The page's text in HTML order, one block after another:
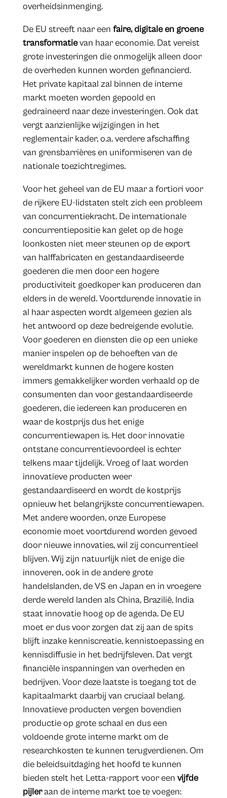
overheidsinmenging.
De EU streeft naar een faire, digitale en groene
transformatievan haar economie. Dat vereist
grote investeringen die onmogelijk alleen door
de overheden kunnen worden gefinancierd.
Het private kapitaal zal binnen de interne
markt moeten worden gepoold en
gedraineerd naar deze investeringen. Ook dat
vergt aanzienlijke wijzigingen in het
reglementair kader, o.a. verdere afschaffing
van grensbarrières en uniformiseren van de
nationale toezichtregimes.
Voor het geheel van de EU maar a fortiori voor
de rijkere EU-lidstaten stelt zich een probleem
van concurrentiekracht. De internationale
concurrentiepositie kan gelet op de hoge
loonkosten niet meer steunen op de export
van halffabricaten en gestandaardiseerde
goederen die men door een hogere
productiviteit goedkoper kan produceren dan
elders in de wereld. Voortdurende innovatie in
al haar aspecten wordt algemeen gezien als
het antwoord op deze bedreigende evolutie.
Voor goederen en diensten die op een unieke
manier inspelen op de behoeften van de
wereldmarkt kunnen de hogere kosten
immers gemakkelijker worden verhaald op de
consumenten dan voor gestandaardiseerde
goederen, die iedereen kan produceren en
waar de kostprijs dus het enige
concurrentiewapen is. Het door innovatie
ontstane concurrentievoordeel is echter
telkens maar tijdelijk. Vroeg of laat worden
innovatieve producten weer
gestandaardiseerd en wordt de kostprijs
opnieuw het belangrijkste concurrentiewapen.
Met andere woorden, onze Europese
economie moet voortdurend worden gevoed
door nieuwe innovaties, wil zij concurrentieel
blijven. Wij zijn natuurlijk niet de enige die
innoveren, ook in de andere grote
handelslanden, de VS en Japan en in vroegere
derde wereld landen als China, Brazilië, India
staat innovatie hoog op de agenda. De EU
moet er dus voor zorgen dat zij aan de spits
blijft inzake kenniscreatie, kennistoepassing en
kennisdiffusie in het bedrijfsleven. Dat vergt
financiële inspanningen van overheden en
bedrijven. Voor deze laatste is toegang tot de
kapitaalmarkt daarbij van cruciaal belang.
Innovatieve producten vergen bovendien
productie op grote schaal en dus een
voldoende grote interne markt om de
researchkosten te kunnen terugverdienen. Om
die beleidsuitdaging het hoofd te kunnen
bieden stelt het Letta-rapport voor een vijfde
pijleraan de interne markt toe te voegen: